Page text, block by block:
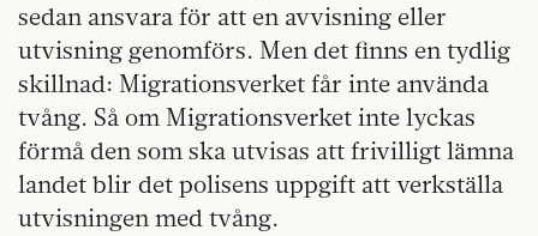
sedan ansvara för att en avvisning eller
utvisning genomförs. Men det finns en tydlig
skillnad: Migrationsverket får inte använda
tvång. Så om Migrationsverket inte lyckas
förmå den som ska utvisas att frivilligt lämna
landet blir det polisens uppgift att verkställa
utvisningen med tvång.